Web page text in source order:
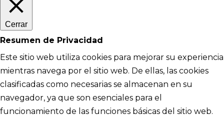
Cerrar
Resumen de Privacidad
Este sitio web utiliza cookies para mejorar su experiencia
mientras navega por el sitio web. De ellas, las cookies
clasificadas como necesarias se almacenan en su
navegador, ya que son esenciales para el
funcionamiento de las funciones básicas del sitio web.